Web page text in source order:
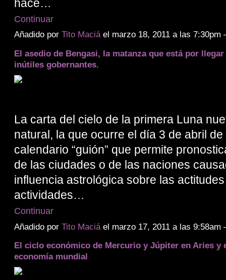
hace…
Continuar
Añadido por Tito Maciáel marzo 18, 2011 a las
El asedio de Bengasi, la matanza que está por
inútiles gobernantes.
La carta del cielo de la primera Luna
natural, la que ocurre el día 3 de abril
calendario “guión” que permite
de las ciudades o de las naciones
influencia astrológica sobre las
actividades…
Continuar
Añadido por Tito Maciáel marzo 17, 2011 a las
El ciclo económico de Mercurio y Júpiter en Aries y
economía mundial